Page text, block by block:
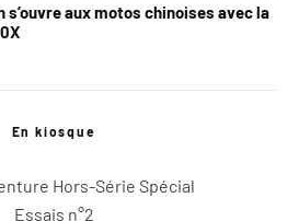
s’ouvre aux motos chinoises avec la
En kiosque